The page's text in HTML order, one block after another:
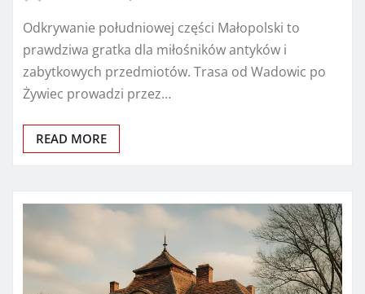
Odkrywanie południowej części Małopolski to
prawdziwa gratka dla miłośników antyków i
zabytkowych przedmiotów. Trasa od Wadowic po
Żywiec prowadzi przez…
READ MORE